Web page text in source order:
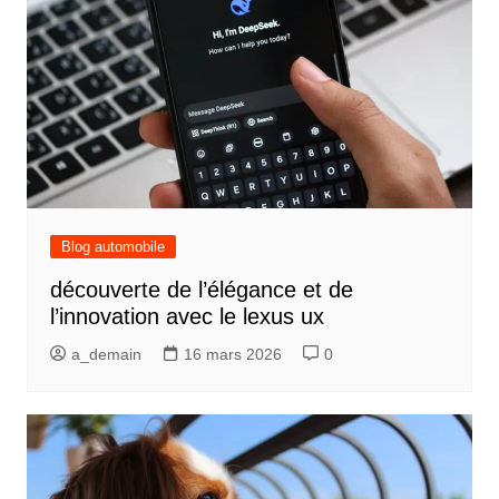
Blog automobile
découverte de l’élégance et de
l’innovation avec le lexus ux
a_demain 16 mars 2026 0